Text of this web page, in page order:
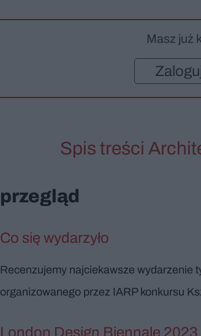
Masz już
Spis treści
przegląd
Co się wydarzyło
Recenzujemy najciekawsze wydarzenie
organizowanego przez IARP konkursu
London Design Biennale 2023